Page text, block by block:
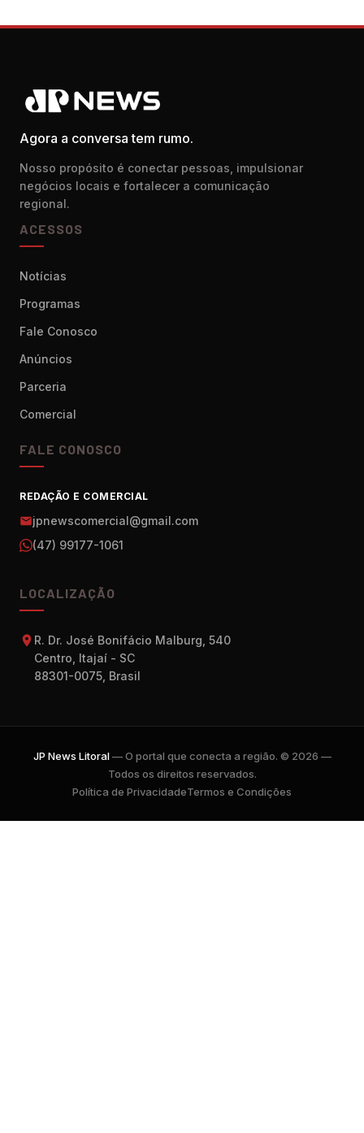
Agora a conversa tem rumo.
Nosso propósito é conectar pessoas, impulsionar
negócios locais e fortalecer a comunicação
regional.
ACESSOS
Notícias
Programas
Fale Conosco
Anúncios
Parceria
Comercial
FALE CONOSCO
REDAÇÃO E COMERCIAL
jpnewscomercial@gmail.com
(47) 99177-1061
LOCALIZAÇÃO
R. Dr. José Bonifácio Malburg, 540
Centro, Itajaí - SC
88301-0075, Brasil
JP News Litoral— O portal que conecta a região. © 2026 —
Todos os direitos reservados.
Política de PrivacidadeTermos e Condições